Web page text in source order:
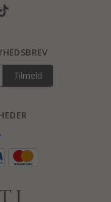
Tilmeld